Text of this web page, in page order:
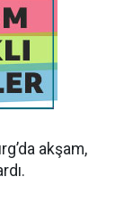
akşam,